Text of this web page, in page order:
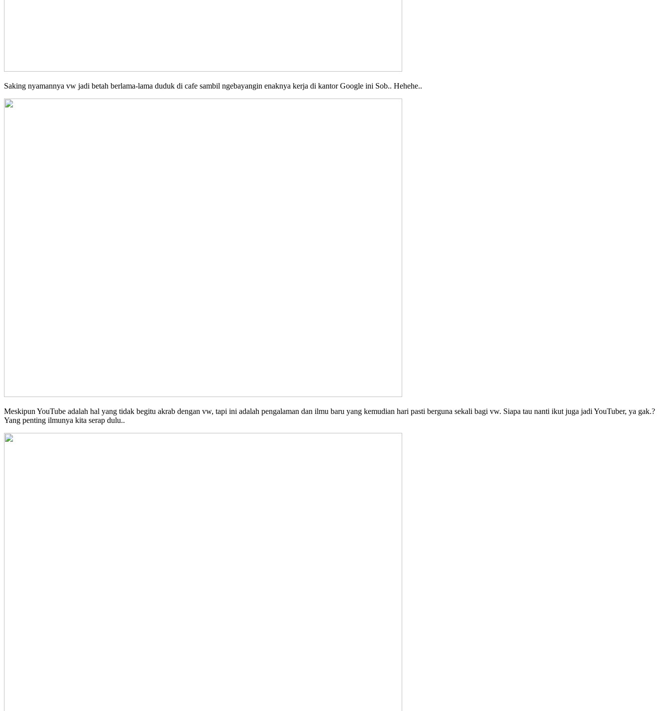
Saking nyamannya vw jadi betah berlama-lama duduk di cafe sambil ngebayangin enaknya kerja di kantor Google ini Sob.. Hehehe..
Meskipun YouTube adalah hal yang tidak begitu akrab dengan vw, tapi ini adalah pengalaman dan ilmu baru yang kemudian hari pasti berguna sekali bagi vw. Siapa tau nanti ikut juga jadi YouTuber, ya gak.?
Yang penting ilmunya kita serap dulu..